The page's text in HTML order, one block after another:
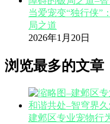
当爱宠变“独行侠”
局之道
2026年1月20日
浏览最多的文章
建邺区专业宠物行